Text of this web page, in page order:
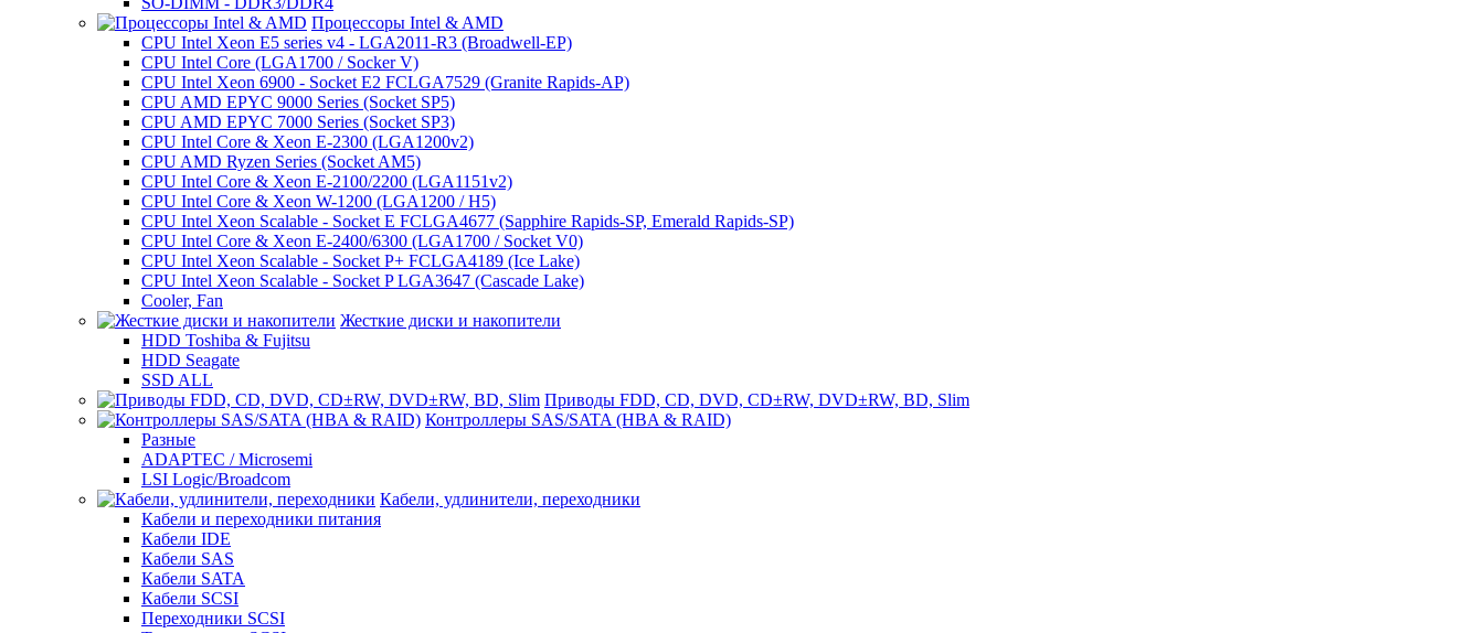
Процессоры Intel & AMD
CPU Intel Xeon E5 series v4 - LGA2011-R3 (Broadwell-EP)
CPU Intel Core (LGA1700 / Socker V)
CPU Intel Xeon 6900 - Socket E2 FCLGA7529 (Granite Rapids-AP)
CPU AMD EPYC 9000 Series (Socket SP5)
CPU AMD EPYC 7000 Series (Socket SP3)
CPU Intel Core & Xeon E-2300 (LGA1200v2)
CPU AMD Ryzen Series (Socket AM5)
CPU Intel Core & Xeon E-2100/2200 (LGA1151v2)
CPU Intel Core & Xeon W-1200 (LGA1200 / H5)
CPU Intel Xeon Scalable - Socket E FCLGA4677 (Sapphire Rapids-SP, Emerald Rapids-SP)
CPU Intel Core & Xeon E-2400/6300 (LGA1700 / Socket V0)
CPU Intel Xeon Scalable - Socket P+ FCLGA4189 (Ice Lake)
CPU Intel Xeon Scalable - Socket P LGA3647 (Cascade Lake)
Cooler, Fan
Жесткие диски и накопители
HDD Toshiba & Fujitsu
HDD Seagate
SSD ALL
Приводы FDD, CD, DVD, CD±RW, DVD±RW, BD, Slim
Контроллеры SAS/SATA (HBA & RAID)
Разные
ADAPTEC / Microsemi
LSI Logic/Broadcom
Кабели, удлинители, переходники
Кабели и переходники питания
Кабели IDE
Кабели SAS
Кабели SATA
Кабели SCSI
Переходники SCSI